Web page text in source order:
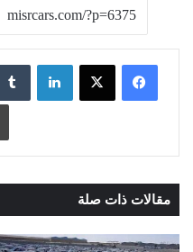
لينكدإن
مقالات ذات صلة